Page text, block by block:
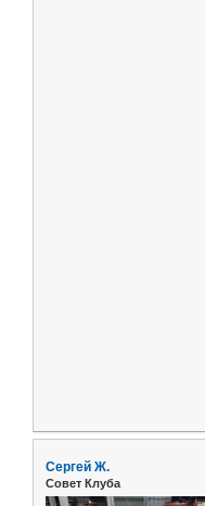
Сергей Ж.
Совет Клуба